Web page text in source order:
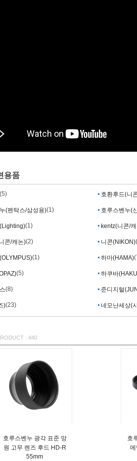
용품
(5) 호환후드(니
(펜탁스/삼성용)(1) 호루스벤누(
(1) kentz(니콘/
콘/캐논)(2) 니콘(NIKON)
(1) 하마(HAMA)
(5) 하쿠바
(8) 준디지털
)(23) 네모난세상(
: 440
호루스벤누 광각 표준 망
원 고무 렌즈 후드 HD-R
55mm
호